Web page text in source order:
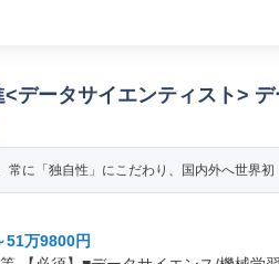
<データサイエンティスト>
常に「独自性」にこだわり、国内外へ世界
51万9800円